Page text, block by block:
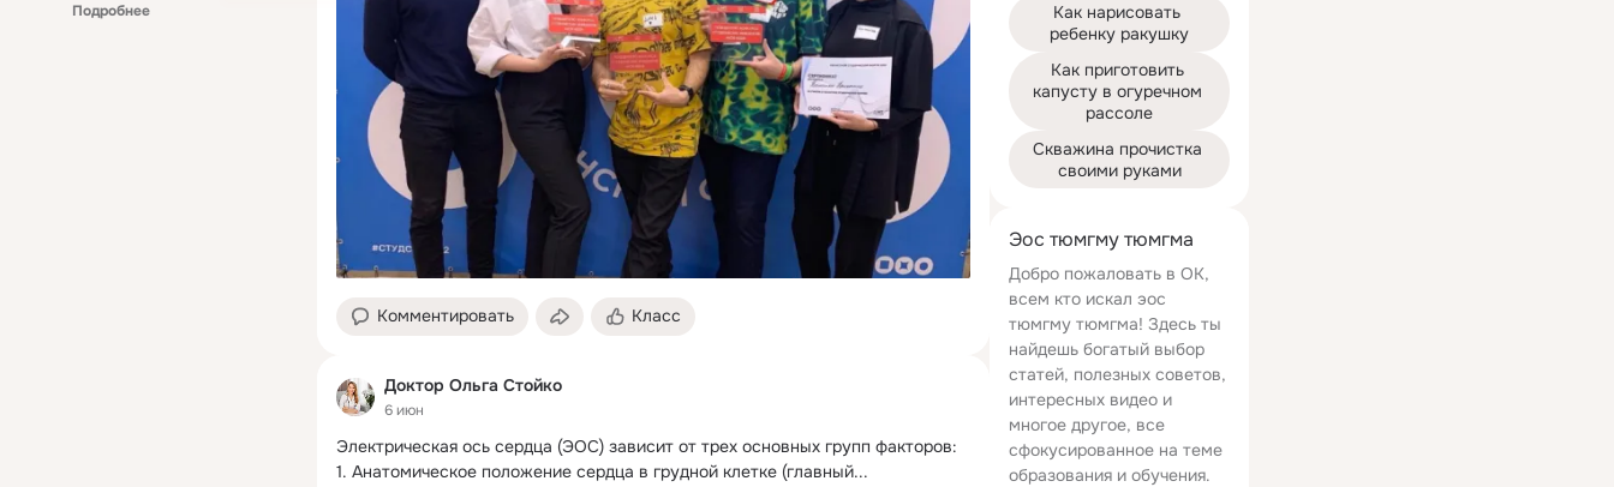
Подробнее
Эос тюмгму тюмгма
Добро пожаловать в ОК,
всем кто искал эос
тюмгму тюмгма! Здесь ты
найдешь богатый выбор
статей, полезных советов,
интересных видео и
многое другое, все
сфокусированное на теме
образования и обучения.
Как нарисовать
ребенку ракушку
Как приготовить
капусту в огуречном
рассоле
Скважина прочистка
своими руками
Комментировать Класс
Доктор Ольга Стойко
6 июн
Электрическая ось сердца (ЭОС) зависит от трех основных групп факторов:
1. Анатомическое положение сердца в грудной клетке (главный...